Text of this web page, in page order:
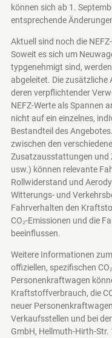
können sich ab 1.
entsprechende
Aktuell sind noch die
Soweit es sich um
typgenehmigt sind, werden
abgeleitet. Die zusätzliche
deren verpflichtender
NEFZ-Werte als Spannen
nicht auf ein einzelnes,
Bestandteil des
zwischen den
Zusatzausstattungen und
usw.) können relevante
Rollwiderstand und
Witterungs- und
Fahrverhalten den
CO₂-Emissionen und die
beeinflussen.
Weitere Informationen
offiziellen, spezifischen
Personenkraftwagen
Kraftstoffverbrauch, die
neuer
Verkaufsstellen und bei
GmbH, Hellmuth-Hirth-